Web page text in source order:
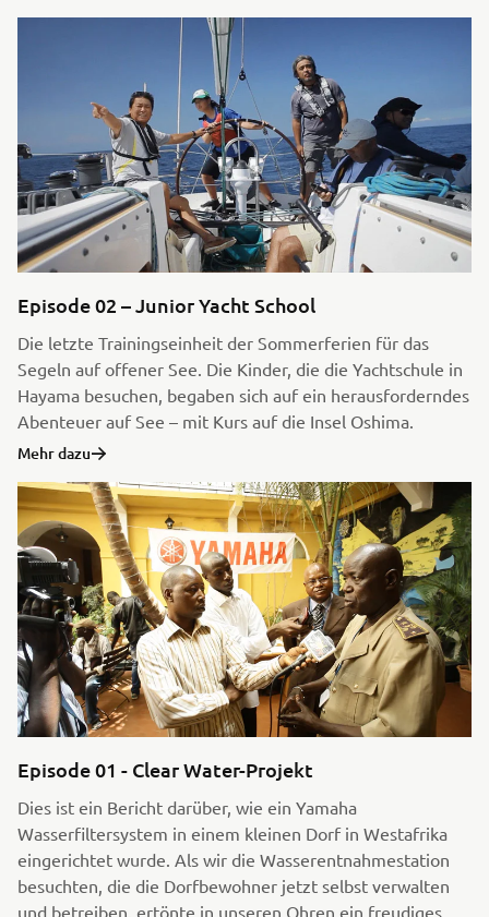
Episode 02 – Junior Yacht School
Die letzte Trainingseinheit der Sommerferien für das
Segeln auf offener See. Die Kinder, die die Yachtschule in
Hayama besuchen, begaben sich auf ein herausforderndes
Abenteuer auf See – mit Kurs auf die Insel Oshima.
Mehr dazu
Episode 01 - Clear Water-Projekt
Dies ist ein Bericht darüber, wie ein Yamaha
Wasserfiltersystem in einem kleinen Dorf in Westafrika
eingerichtet wurde. Als wir die Wasserentnahmestation
besuchten, die die Dorfbewohner jetzt selbst verwalten
und betreiben, ertönte in unseren Ohren ein freudiges